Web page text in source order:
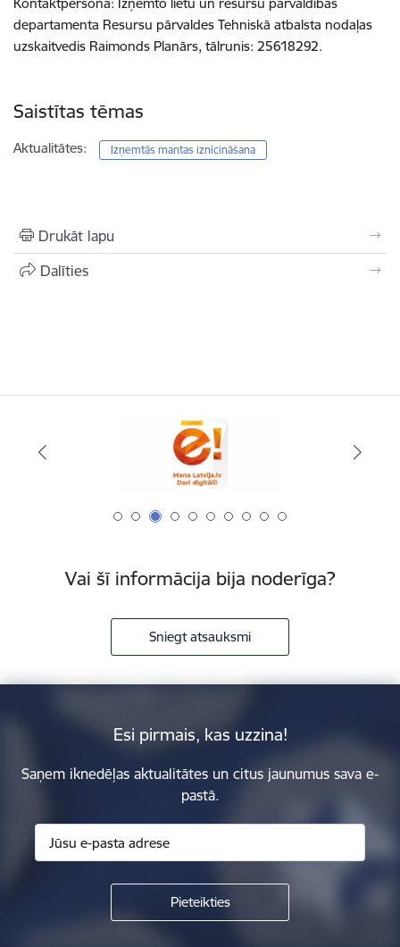
departamenta Resursu pārvaldes Tehniskā atbalsta nodaļas
uzskaitvedis Raimonds Planārs, tālrunis: 25618292.
Saistītas tēmas
Aktualitātes: Izņemtās mantas iznīcināšana
Drukāt lapu
Dalīties
Vai šī informācija bija noderīga?
Sniegt atsauksmi
Esi pirmais, kas uzzina!
Saņem iknedēļas aktualitātes un citus jaunumus sava e-
pastā.